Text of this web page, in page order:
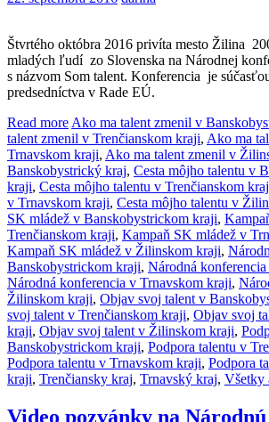
Štvrtého októbra 2016 privíta mesto Žilina
mladých ľudí zo Slovenska na Národnej
s názvom Som talent. Konferencia je
predsedníctva v Rade EÚ.
Read more Ako ma talent zmenil v
talent zmenil v Trenčianskom kraji, Ako ma
Trnavskom kraji, Ako ma talent zmenil v
Banskobystrický kraj, Cesta môjho talentu v
kraji, Cesta môjho talentu v Trenčianskom
v Trnavskom kraji, Cesta môjho talentu v
SK mládež v Banskobystrickom kraji,
Trenčianskom kraji, Kampaň SK mládež v
Kampaň SK mládež v Žilinskom kraji,
Banskobystrickom kraji, Národná
Národná konferencia v Trnavskom kraji,
Žilinskom kraji, Objav svoj talent v
svoj talent v Trenčianskom kraji, Objav svoj
kraji, Objav svoj talent v Žilinskom kraji,
Banskobystrickom kraji, Podpora talentu v
Podpora talentu v Trnavskom kraji, Podpora
kraji, Trenčiansky kraj, Trnavský kraj, Všetky
Video pozvánky na